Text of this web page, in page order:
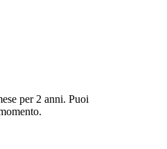
per 2 anni. Puoi